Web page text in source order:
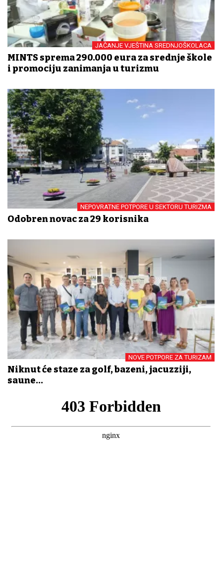
JAČANJE VJEŠTINA SREDNJOŠKOLACA
MINTS sprema 290.000 eura za srednje škole
i promociju zanimanja u turizmu
NEPOVRATNE POTPORE U SEKTORU TURIZMA
Odobren novac za 29 korisnika
NOVE POTPORE ZA TURIZAM
Niknut će staze za golf, bazeni, jacuzziji,
saune...